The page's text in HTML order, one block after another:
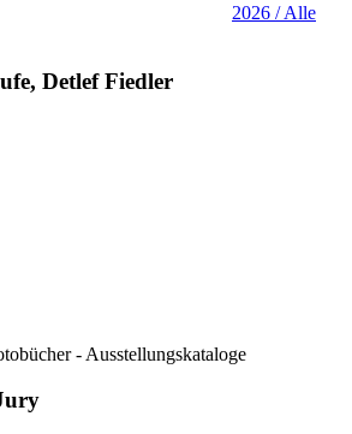
2026 / Alle
Detlef Fiedler
- Ausstellungskataloge